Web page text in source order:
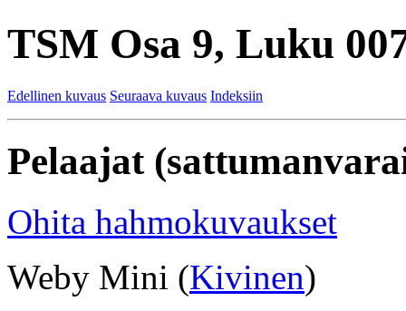
TSM Osa 9, Luku
Edellinen kuvaus Seuraava kuvaus Indeksiin
Pelaajat
Ohita hahmokuvaukset
Weby Mini (Kivinen)